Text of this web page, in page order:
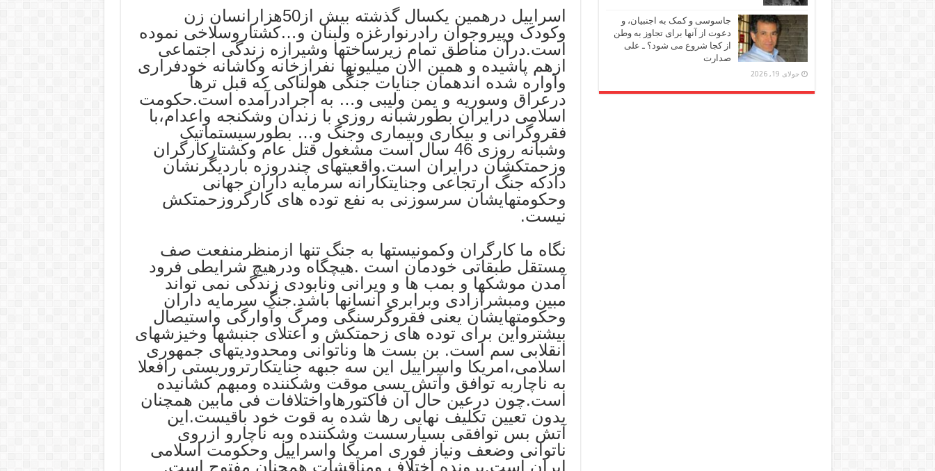
اسراییل درهمین یکسال گذشته بیش از50هزارانسان زن
وکودک وپیروجوان رادرنوارغزه ولبنان و…کشتاروسلاخی نموده
است.درآن مناطق تمام زیرساختها وشیرازه زندگی اجتماعی
ازهم پاشیده و همین الان میلیونها نفرازخانه وکاشانه خودفراری
وآواره شده اندهمان جنایات جنگی هولناکی که قبل ترها
درعراق وسوریه و یمن ولیبی و… به اجرادرآمده است.حکومت
اسلامی درایران بطورشبانه روزی با زندان وشکنجه واعدام،با
فقروگرانی و بیکاری وبیماری وجنگ و… بطورسیستماتیک
وشبانه روزی 46 سال است مشغول قتل عام وکشتارکارگران
وزحمتکشان درایران است.واقعیتهای چندروزه باردیگرنشان
دادکه جنگ ارتجاعی وجنایتکارانه سرمایه داران جهانی
وحکومتهایشان سرسوزنی به نفع توده های کارگروزحمتکش
نیست.
نگاه ما کارگران وکمونیستها به جنگ تنها ازمنظرمنفعت صف
مستقل طبقاتی خودمان است .هیچگاه ودرهیچ شرایطی فرود
آمدن موشکها و بمب ها و ویرانی ونابودی زندگی نمی تواند
مبین ومبشرآزادی وبرابری انسانها باشد.جنگ سرمایه داران
وحکومتهایشان یعنی فقروگرسنگی ومرگ وآوارگی واستیصال
بیشترواین برای توده های زحمتکش و اعتلای جنبشها وخیزشهای
انقلابی سم است. بن بست ها وناتوانی ومحدودیتهای جمهوری
اسلامی،امریکا واسراییل این سه جبهه جنایتکارتروریستی رافعلا
به ناچاربه توافق وآتش بسی موقت وشکننده ومبهم کشانیده
است.چون درعین حال آن فاکتورهاواختلافات فی مابین همچنان
بدون تعیین تکلیف نهایی رها شده به قوت خود باقیست.این
آتش بس توافقی بسیارسست وشکننده وبه ناچارو ازروی
ناتوانی وضعف ونیاز فوری امریکا واسراییل وحکومت اسلامی
ایران است.پرونده اختلاف ومناقشات همچنان مفتوح است.
جاسوسی و کمک به اجنبیان، و
دعوت از آنها برای تجاوز به وطن
از کجا شروع می شود؟ ـ علی
صدارت
جولای 19, 2026